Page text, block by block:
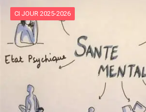
CI JOUR 2025-2026